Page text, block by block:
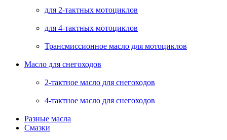
для 2-тактных мотоциклов
для 4-тактных мотоциклов
Трансмиссионное масло для мотоциклов
Масло для снегоходов
2-тактное масло для снегоходов
4-тактное масло для снегоходов
Разные масла
Смазки